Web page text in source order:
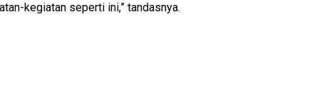
kegiatan seperti ini,” tandasnya.